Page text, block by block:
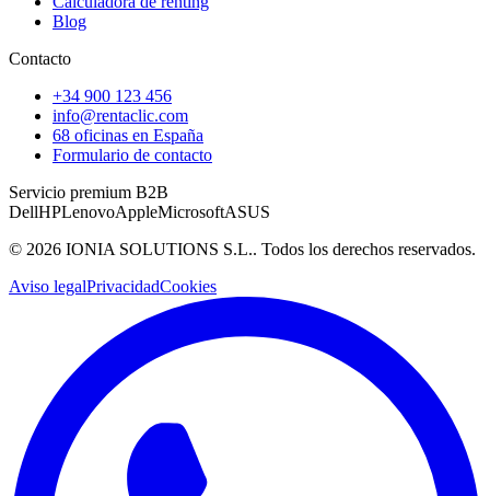
Blog
Contacto
+34 900 123 456
info@rentaclic.com
68 oficinas en España
Formulario de contacto
Servicio premium B2B
DellHPLenovoAppleMicrosoftASUS
© 2026 IONIA SOLUTIONS S.L.. Todos los derechos reservados.
Aviso legalPrivacidadCookies